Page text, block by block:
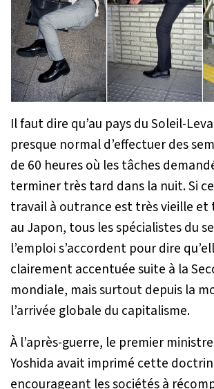
Il faut dire qu’au pays du Soleil-
presque normal d’effectuer des
de 60 heures où les tâches
terminer très tard dans la nuit. Si
travail à outrance est très vieille et
au Japon, tous les spécialistes du
l’emploi s’accordent pour dire
clairement accentuée suite à la
mondiale, mais surtout depuis la
l’arrivée globale du capitalisme.
À l’après-guerre, le premier
Yoshida avait imprimé cette
encourageant les sociétés à